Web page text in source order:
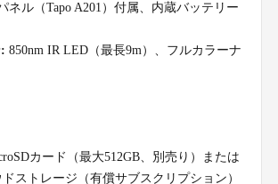
ネル（Tapo A201）付属、内蔵バッテリー
850nm IR LED（最長9m）、フルカラーナ
カード（最大512GB、別売り）または
ドストレージ（有償サブスクリプション）